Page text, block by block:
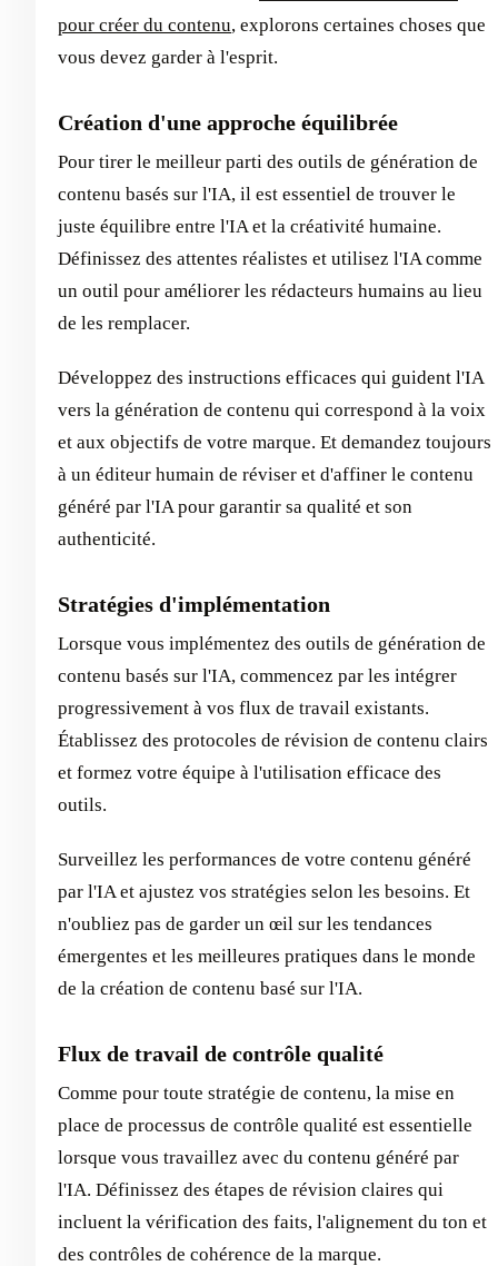
pour créer du contenu, explorons certaines choses que
vous devez garder à l'esprit.
Création d'une approche équilibrée
Pour tirer le meilleur parti des outils de génération de
contenu basés sur l'IA, il est essentiel de trouver le
juste équilibre entre l'IA et la créativité humaine.
Définissez des attentes réalistes et utilisez l'IA comme
un outil pour améliorer les rédacteurs humains au lieu
de les remplacer.
Développez des instructions efficaces qui guident l'IA
vers la génération de contenu qui correspond à la voix
et aux objectifs de votre marque. Et demandez toujours
à un éditeur humain de réviser et d'affiner le contenu
généré par l'IA pour garantir sa qualité et son
authenticité.
Stratégies d'implémentation
Lorsque vous implémentez des outils de génération de
contenu basés sur l'IA, commencez par les intégrer
progressivement à vos flux de travail existants.
Établissez des protocoles de révision de contenu clairs
et formez votre équipe à l'utilisation efficace des
outils.
Surveillez les performances de votre contenu généré
par l'IA et ajustez vos stratégies selon les besoins. Et
n'oubliez pas de garder un œil sur les tendances
émergentes et les meilleures pratiques dans le monde
de la création de contenu basé sur l'IA.
Flux de travail de contrôle qualité
Comme pour toute stratégie de contenu, la mise en
place de processus de contrôle qualité est essentielle
lorsque vous travaillez avec du contenu généré par
l'IA. Définissez des étapes de révision claires qui
incluent la vérification des faits, l'alignement du ton et
des contrôles de cohérence de la marque.